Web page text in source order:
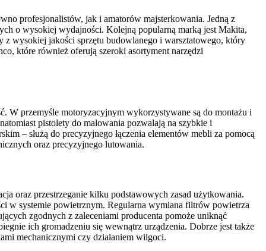
profesjonalistów, jak i amatorów majsterkowania. Jedną z
o wysokiej wydajności. Kolejną popularną marką jest Makita,
wysokiej jakości sprzętu budowlanego i warsztatowego, który
które również oferują szeroki asortyment narzędzi
W przemyśle motoryzacyjnym wykorzystywane są do montażu i
pistolety do malowania pozwalają na szybkie i
– służą do precyzyjnego łączenia elementów mebli za pomocą
oraz precyzyjnego lutowania.
oraz przestrzeganie kilku podstawowych zasad użytkowania.
w systemie powietrznym. Regularna wymiana filtrów powietrza
zgodnych z zaleceniami producenta pomoże uniknąć
ich gromadzeniu się wewnątrz urządzenia. Dobrze jest także
mechanicznymi czy działaniem wilgoci.